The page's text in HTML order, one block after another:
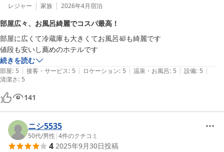
レジャー 家族 2026年4月宿泊
部屋広々、お風呂綺麗でコスパ最高！
部屋に広くて冷蔵庫も大きくてお風呂🛀も綺麗です
値段も安いし薦めのホテルです
続きを読む
部屋: 5 | 接客・サービス: 5 | ロケーション: 5 | 温泉・お風呂: 5 | 設備: 5 |
清潔さ: 5
141
ニシ5535
50代/男性 |4件のクチコミ
4 2025年9月30日投稿